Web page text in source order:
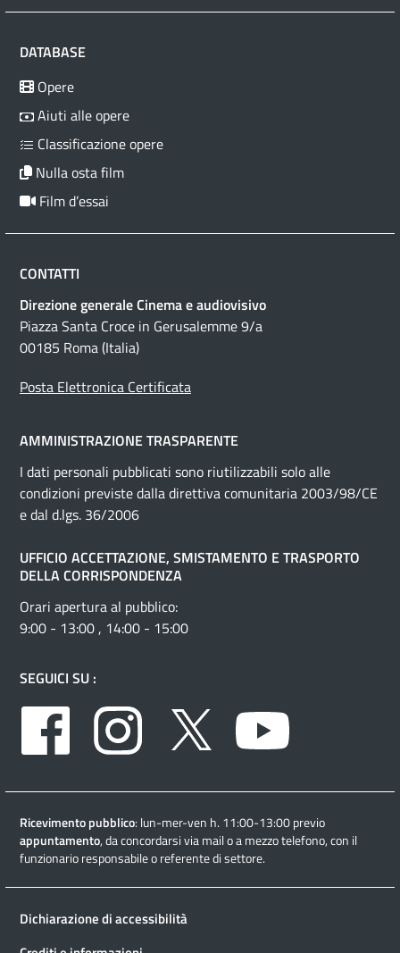
DATABASE
Opere
Aiuti alle opere
Classificazione opere
Nulla osta film
Film d’essai
CONTATTI
Direzione generale Cinema e audiovisivo
Piazza Santa Croce in Gerusalemme 9/a
00185 Roma (Italia)
Posta Elettronica Certificata
AMMINISTRAZIONE TRASPARENTE
I dati personali pubblicati sono riutilizzabili solo alle
condizioni previste dalla direttiva comunitaria 2003/98/CE
e dal d.lgs. 36/2006
UFFICIO ACCETTAZIONE, SMISTAMENTO E TRASPORTO
DELLA CORRISPONDENZA
Orari apertura al pubblico:
9:00 - 13:00 , 14:00 - 15:00
SEGUICI SU :
Facebook
Instagram Twitter
Ricevimento pubblico: lun-mer-ven h. 11:00-13:00 previo
appuntamento, da concordarsi via mail o a mezzo telefono, con il
funzionario responsabile o referente di settore.
Dichiarazione di accessibilità